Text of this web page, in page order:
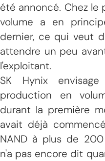
été annoncé. Chez le
volume a en
dernier, ce qui veut
attendre un peu
l'exploitant.
SK Hynix
production en
durant la première
avait déjà
NAND à plus de
n'a pas encore dit